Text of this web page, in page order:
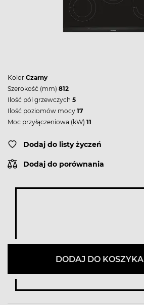
Kolor Czarny
Szerokość (mm) 812
Ilość pól grzewczych 5
Ilość poziomów mocy 17
Moc przyłączeniowa (kW) 11
Dodaj do listy życzeń
Dodaj do porównania
DODAJ DO KOSZYKA